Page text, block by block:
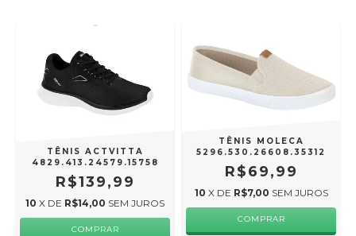
TÊNIS ACTVITTA
4829.413.24579.15758
R$139,99
10 X DE R$14,00 SEM JUROS
COMPRAR
TÊNIS MOLECA
5296.530.26608.35312
R$69,99
10 X DE R$7,00 SEM JUROS
COMPRAR